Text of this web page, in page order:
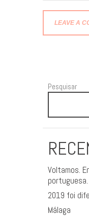
Pesquisar
Voltamos.
portuguesa.
2019 foi
Málaga